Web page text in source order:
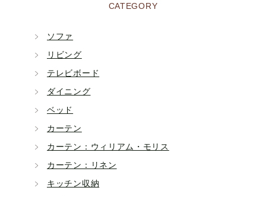
CATEGORY
ソファ
リビング
テレビボード
ダイニング
ベッド
カーテン
カーテン：ウィリアム・モリス
カーテン：リネン
キッチン収納